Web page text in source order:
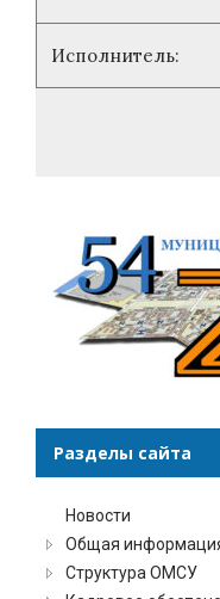
Исполнитель:
Разделы сайта
Новости
Общая
Структура ОМСУ